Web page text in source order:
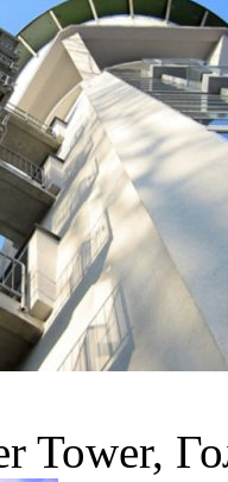
Tower,